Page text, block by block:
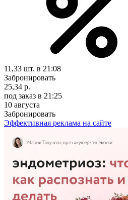
11,33 шт. в 21:08
Забронировать
25,34 р.
под заказ в 21:25
10 августа
Забронировать
Эффективная реклама на сайте